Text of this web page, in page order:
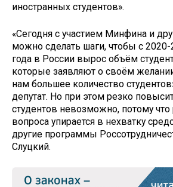
иностранных студентов».
«Сегодня с участием Минфина и
можно сделать шаги, чтобы с 2020-
года в России вырос объём
которые заявляют о своём
нам большее количество
депутат. Но при этом резко
студентов невозможно, потому
вопроса упирается в нехватку
другие программы
Слуцкий.